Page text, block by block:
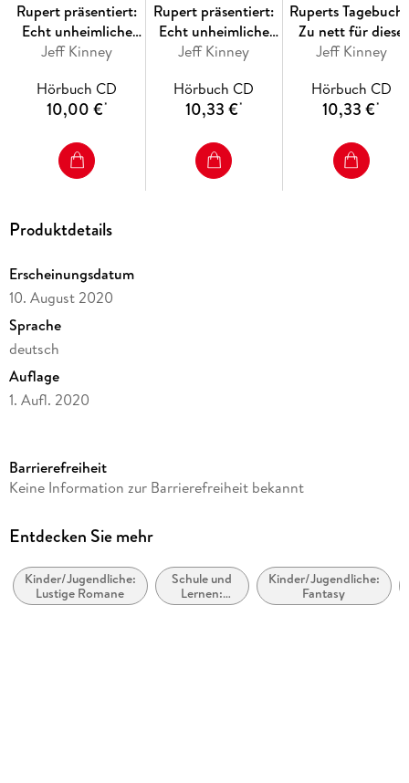
Rupert präsentiert:
Echt unheimliche
Gruselgeschichten 2
Jeff Kinney
Hörbuch CD
10,00 €*
Rupert präsentiert:
Echt unheimliche
Gruselgeschichten
Jeff Kinney
Hörbuch CD
10,33 €*
Ruperts Tagebuch
Zu nett für diese
Welt!
Jeff Kinney
Hörbuch CD
10,33 €*
Produktdetails
Erscheinungsdatum
10. August 2020
Sprache
deutsch
Auflage
1. Aufl. 2020
Laufzeit
Altersempfehlung
Reihe
Ruperts Tagebuch / Rowley Jefferson's Journal, 2
Barrierefreiheit
Keine Information zur Barrierefreiheit bekannt
Entdecken Sie mehr
Kinder/Jugendliche:
Lustige Romane
Schule und
Lernen:
Erstsprache:
Kinder/Jugendliche:
Fantasy